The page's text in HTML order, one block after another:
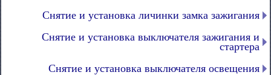
Снятие и установка личинки замка зажигания
Снятие и установка выключателя зажигания и
стартера
Снятие и установка выключателя освещения